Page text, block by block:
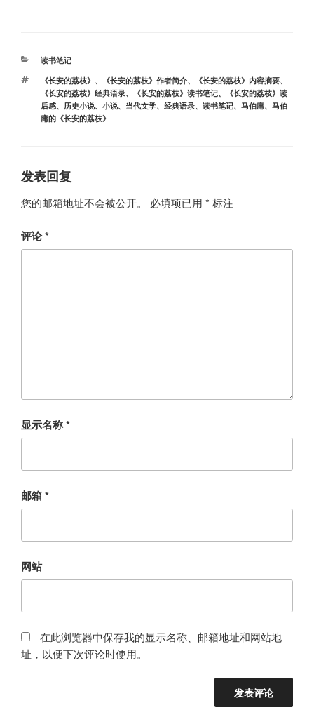
分
读书笔记
标
签
《长安的荔枝》 、 《长安的荔枝》作者简介、 《长安的荔枝》内容摘要、
《长安的荔枝》经典语录、 《长安的荔枝》读书笔记、
《长安的荔枝》读
后感、 历史小说、 小说、 当代文学、 经典语录、 读书笔记、 马伯庸、 马伯
庸的《长安的荔枝》
发表回复
您的邮箱地址不会被公开。 必填项已用 * 标注
评论*
显示名称*
邮箱*
网站
在此浏览器中保存我的显示名称、邮箱地址和网站地
址，以便下次评论时使用。